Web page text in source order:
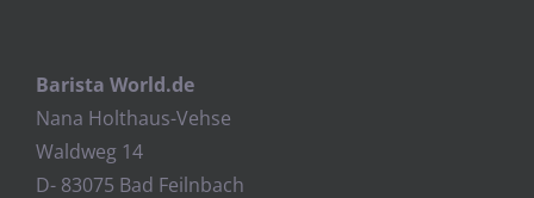
Barista World.de
Nana Holthaus-Vehse
Waldweg 14
D- 83075 Bad Feilnbach